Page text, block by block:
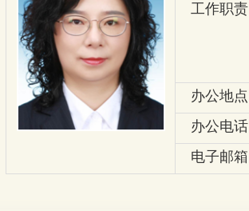
工作职责
办公地点
办公电话
电子邮箱